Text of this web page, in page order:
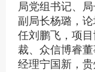
局党组书记、
副局长杨璐 ，
任刘鹏飞，项
裁、众信博睿
经理宁国新 ，